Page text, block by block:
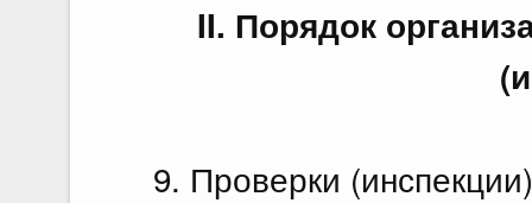
II. Порядок
9. Проверки